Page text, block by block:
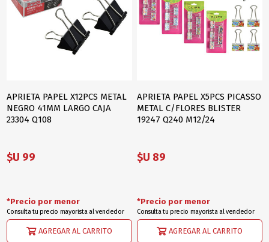
APRIETA PAPEL X12PCS METAL
NEGRO 41MM LARGO CAJA
23304 Q108
$U 99
AGREGAR AL CARRITO
*Precio por menor
Consulta tu precio mayorista al vendedor
APRIETA PAPEL X5PCS PICASSO
METAL C/FLORES BLISTER
19247 Q240 M12/24
$U 89
AGREGAR AL CARRITO
*Precio por menor
Consulta tu precio mayorista al vendedor